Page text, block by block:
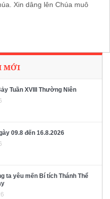
Xin dâng lên Chúa muô
MỚI
Tuần XVIII Thường Niên
09.8 đến 16.8.2026
ta yêu mến Bí tích Thánh Thể